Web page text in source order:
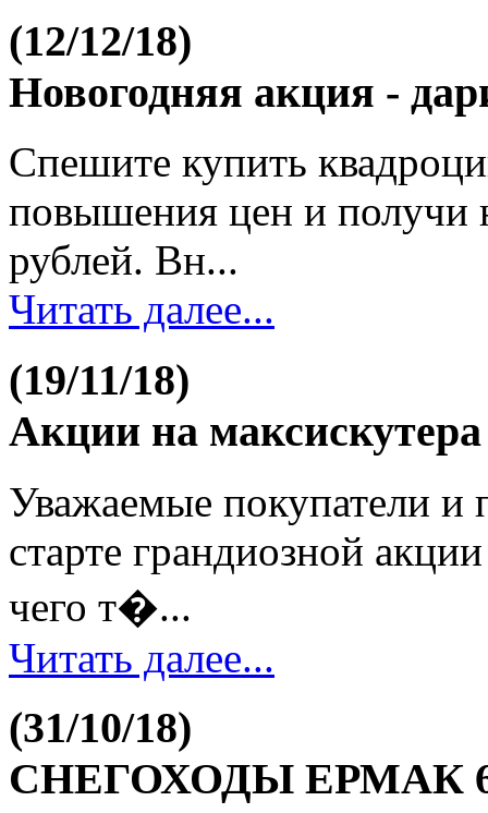
(12/12/18)
Новогодняя акция -
Спешите купить
повышения цен и получи
рублей. Вн...
Читать далее...
(19/11/18)
Акции на
Уважаемые покупатели и
старте грандиозной
чего т�...
Читать далее...
(31/10/18)
СНЕГОХОДЫ ЕРМАК